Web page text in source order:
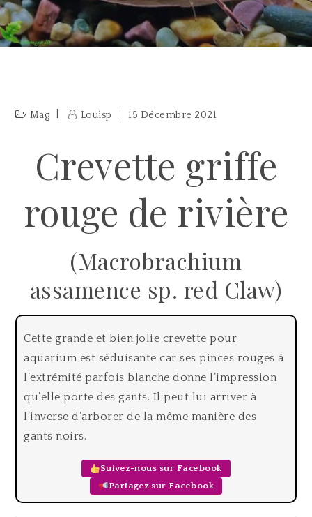
Mag Louisp 15 Décembre 2021
Crevette griffe
rouge de rivière
(Macrobrachium
assamence sp. red Claw)
Cette grande et bien jolie crevette pour
aquarium est séduisante car ses pinces rouges à
l’extrémité parfois blanche donne l’impression
qu’elle porte des gants. Il peut lui arriver à
l’inverse d’arborer de la même manière des
gants noirs.
Suivez-nous sur Facebook
Partagez sur Facebook